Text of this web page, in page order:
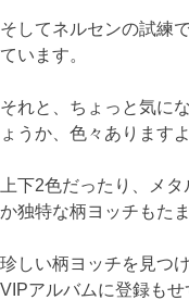
そしてネルセンの試練
ています。
それと、ちょっと気に
ょうか、色々ありますよ
上下2色だったり、メ
か独特な柄ヨッチもた
珍しい柄ヨッチを見つ
VIPアルバムに登録も